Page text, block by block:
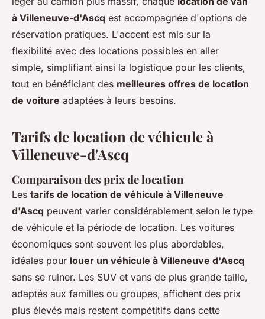
à Villeneuve-d'Ascq est accompagnée d'options de
réservation pratiques. L'accent est mis sur la
flexibilité avec des locations possibles en aller
simple, simplifiant ainsi la logistique pour les clients,
tout en bénéficiant des meilleures offres de location
de voiture adaptées à leurs besoins.
Tarifs de location de véhicule à
Villeneuve-d'Ascq
Comparaison des prix de location
Les tarifs de location de véhicule à Villeneuve
d'Ascq peuvent varier considérablement selon le type
de véhicule et la période de location. Les voitures
économiques sont souvent les plus abordables,
idéales pour louer un véhicule à Villeneuve d'Ascq
sans se ruiner. Les SUV et vans de plus grande taille,
adaptés aux familles ou groupes, affichent des prix
plus élevés mais restent compétitifs dans cette